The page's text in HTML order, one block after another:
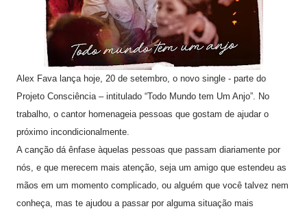
Alex Fava lança hoje, 20 de setembro, o novo single - parte do
Projeto Consciência – intitulado “Todo Mundo tem Um Anjo”. No
trabalho, o cantor homenageia pessoas que gostam de ajudar o
próximo incondicionalmente.
A canção dá ênfase àquelas pessoas que passam diariamente por
nós, e que merecem mais atenção, seja um amigo que estendeu as
mãos em um momento complicado, ou alguém que você talvez nem
conheça, mas te ajudou a passar por alguma situação mais